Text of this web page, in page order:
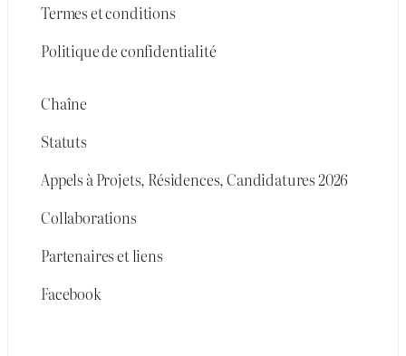
Termes et conditions
Politique de confidentialité
Chaîne
Statuts
Appels à Projets, Résidences, Candidatures 2026
Collaborations
Partenaires et liens
Facebook